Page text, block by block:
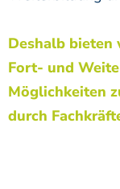
Deshalb bieten
Fort- und
Möglichkeiten
durch